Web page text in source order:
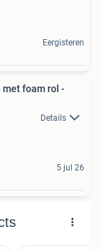
Eergisteren
met foam rol -
Details
5 jul 26